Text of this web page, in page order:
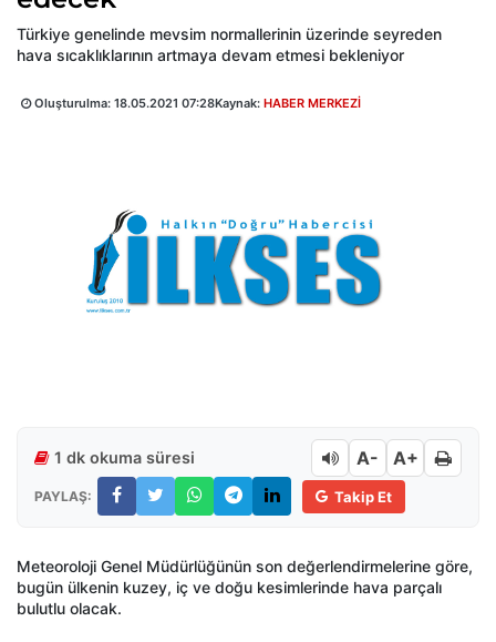
Türkiye genelinde mevsim normallerinin üzerinde seyreden
hava sıcaklıklarının artmaya devam etmesi bekleniyor
Oluşturulma: 18.05.2021 07:28Kaynak: HABER MERKEZİ
1 dk okuma süresi A- A+
PAYLAŞ: Takip Et
Meteoroloji Genel Müdürlüğünün son değerlendirmelerine göre,
bugün ülkenin kuzey, iç ve doğu kesimlerinde hava parçalı
bulutlu olacak.